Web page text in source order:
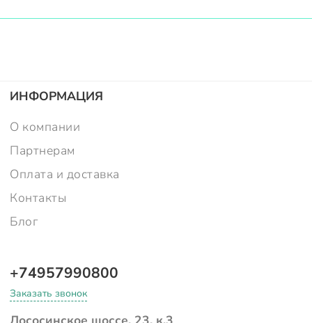
ИНФОРМАЦИЯ
О компании
Партнерам
Оплата и доставка
Контакты
Блог
+74957990800
Заказать звонок